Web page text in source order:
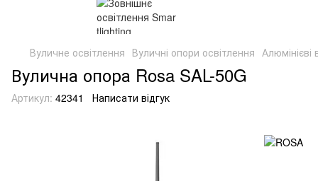
Вуличне освітлення Вуличні опори освітлення Алюмінієві
Вулична опора Rosa SAL-50G
Артикул: 42341 Написати відгук